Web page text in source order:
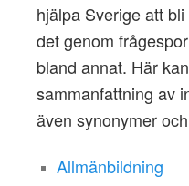
hjälpa Sverige att
det genom
bland annat. Här
sammanfattning av
även synonymer
Allmänbildning